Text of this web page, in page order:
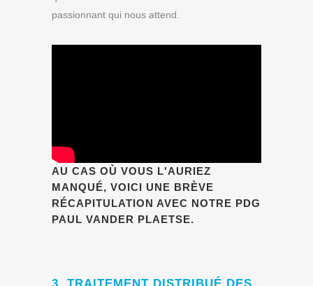
passionnant qui nous attend.
AU CAS OÙ VOUS L'AURIEZ
MANQUÉ, VOICI UNE BRÈVE
RÉCAPITULATION AVEC NOTRE PDG
PAUL VANDER PLAETSE.